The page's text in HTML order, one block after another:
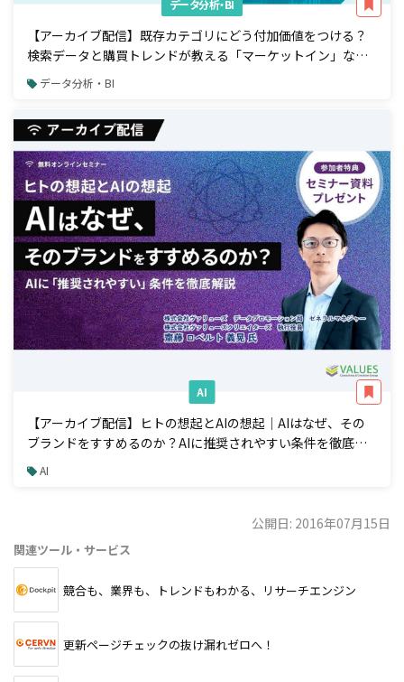
データ分析・BI
【アーカイブ配信】既存カテゴリにどう付加価値をつける？
検索データと購買トレンドが教える「マーケットイン」な商
品開発アプローチ
データ分析・BI
AI
【アーカイブ配信】ヒトの想起とAIの想起｜AIはなぜ、その
ブランドをすすめるのか？AIに推奨されやすい条件を徹底解
説 AI
公開日: 2016年07月15日
関連ツール・サービス
競合も、業界も、トレンドもわかる、リサーチエンジン
更新ページチェックの抜け漏れゼロへ！